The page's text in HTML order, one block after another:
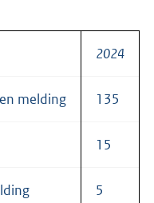
2024
melding 135
15
5